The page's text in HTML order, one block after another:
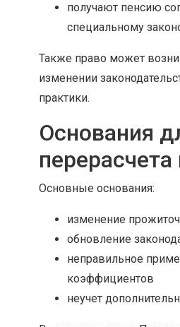
получают пенсию
специальному
Также право может
изменении
практики.
Основания
перерасчета
Основные основания:
изменение
обновление
неправильное
коэффициентов
неучет